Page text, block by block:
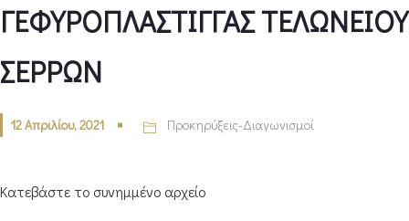
ΓΕΦΥΡΟΠΛΑΣΤΙΓΓΑΣ ΤΕΛΩΝΕΙΟΥ
ΣΕΡΡΩΝ
12 Απριλίου, 2021 Προκηρύξεις-Διαγωνισμοί
Κατεβάστε το συνημμένο αρχείο